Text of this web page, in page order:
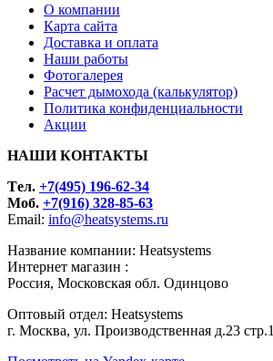
О компании
Карта сайта
Доставка и оплата
Наши работы
Фотогалерея
Расчет дымохода (калькулятор)
Политика конфиденциальности
Акции
НАШИ КОНТАКТЫ
Tел. +7(495) 196-62-34
Моб. +7(916) 328-85-63
Email: info@heatsystems.ru
Название компании: Heatsystems
Интернет магазин :
Россия, Московская обл. Одинцово
Оптовый отдел: Heatsystems
г. Москва, ул. Производственная д.23 стр.1